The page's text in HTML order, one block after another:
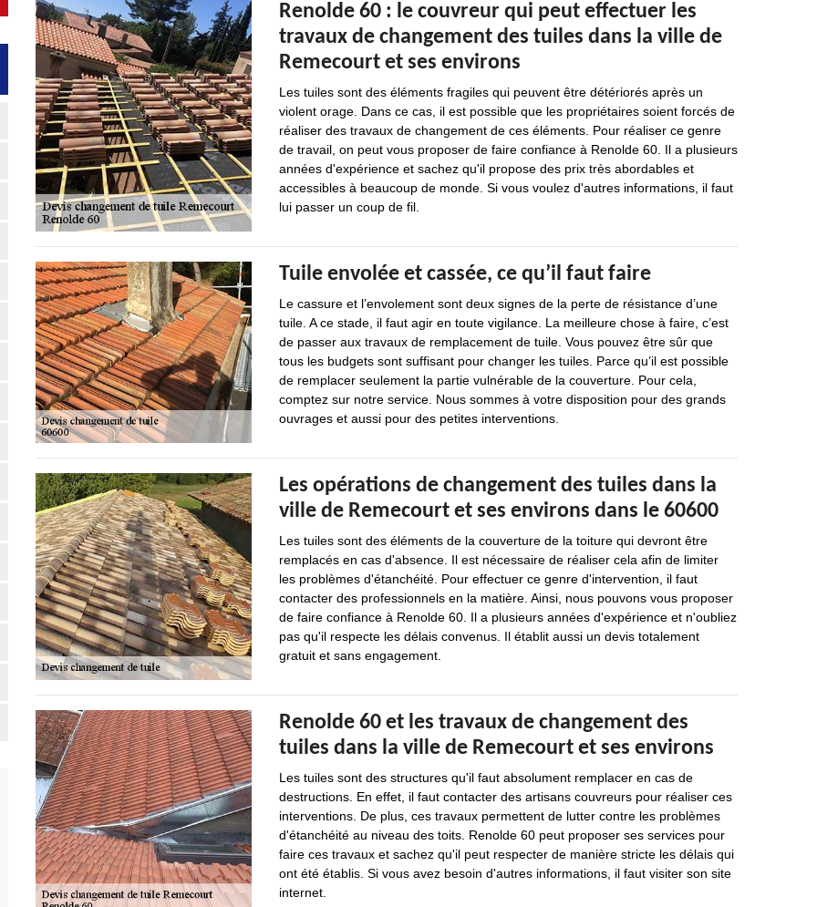
Renolde 60 : le couvreur qui peut effectuer les
travaux de changement des tuiles dans la ville de
Remecourt et ses environs
Les tuiles sont des éléments fragiles qui peuvent être détériorés après un
violent orage. Dans ce cas, il est possible que les propriétaires soient forcés de
réaliser des travaux de changement de ces éléments. Pour réaliser ce genre
de travail, on peut vous proposer de faire confiance à Renolde 60. Il a plusieurs
années d'expérience et sachez qu'il propose des prix très abordables et
accessibles à beaucoup de monde. Si vous voulez d'autres informations, il faut
lui passer un coup de fil.
Tuile envolée et cassée, ce qu’il faut faire
Le cassure et l’envolement sont deux signes de la perte de résistance d’une
tuile. A ce stade, il faut agir en toute vigilance. La meilleure chose à faire, c’est
de passer aux travaux de remplacement de tuile. Vous pouvez être sûr que
tous les budgets sont suffisant pour changer les tuiles. Parce qu’il est possible
de remplacer seulement la partie vulnérable de la couverture. Pour cela,
comptez sur notre service. Nous sommes à votre disposition pour des grands
ouvrages et aussi pour des petites interventions.
Les opérations de changement des tuiles dans la
ville de Remecourt et ses environs dans le 60600
Les tuiles sont des éléments de la couverture de la toiture qui devront être
remplacés en cas d'absence. Il est nécessaire de réaliser cela afin de limiter
les problèmes d'étanchéité. Pour effectuer ce genre d'intervention, il faut
contacter des professionnels en la matière. Ainsi, nous pouvons vous proposer
de faire confiance à Renolde 60. Il a plusieurs années d'expérience et n'oubliez
pas qu'il respecte les délais convenus. Il établit aussi un devis totalement
gratuit et sans engagement.
Renolde 60 et les travaux de changement des
tuiles dans la ville de Remecourt et ses environs
Les tuiles sont des structures qu'il faut absolument remplacer en cas de
destructions. En effet, il faut contacter des artisans couvreurs pour réaliser ces
interventions. De plus, ces travaux permettent de lutter contre les problèmes
d'étanchéité au niveau des toits. Renolde 60 peut proposer ses services pour
faire ces travaux et sachez qu'il peut respecter de manière stricte les délais qui
ont été établis. Si vous avez besoin d'autres informations, il faut visiter son site
internet.